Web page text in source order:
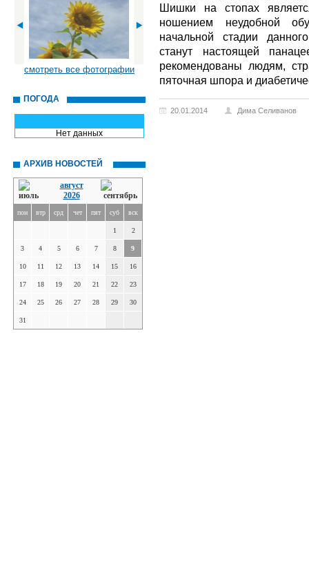
смотреть все фотографии
ПОГОДА
Нет данных
АРХИВ НОВОСТЕЙ
август
2026
пон втр срд чет пят суб вск
1 2
3 4 5 6 7 8 9
10 11 12 13 14 15 16
17 18 19 20 21 22 23
24 25 26 27 28 29 30
31
Шишки на стопах
ношением неудобной
начальной стадии
станут настоящей
рекомендованы людям,
пяточная шпора и
20.01.2014 Дима Селиванов